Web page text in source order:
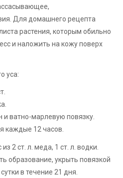
Для домашнего рецепта
растения, которым обильно
и наложить на кожу поверх
уса:
и ватно-марлевую повязку.
каждые 12 часов.
2 ст. л. меда, 1 ст. л. водки.
образование, укрыть повязкой
в течение 21 дня.